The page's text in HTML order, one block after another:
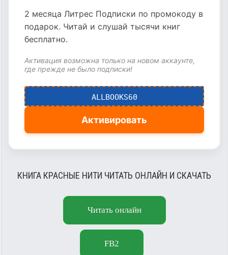
2 месяца Литрес Подписки по промокоду в
подарок. Читай и слушай тысячи книг
бесплатно.
Активация возможна только на новом аккаунте,
где прежде не было подписки!
ALLBOOKS60
Активировать
КНИГА КРАСНЫЕ НИТИ ЧИТАТЬ ОНЛАЙН И СКАЧАТЬ
Читать онлайн
FB2